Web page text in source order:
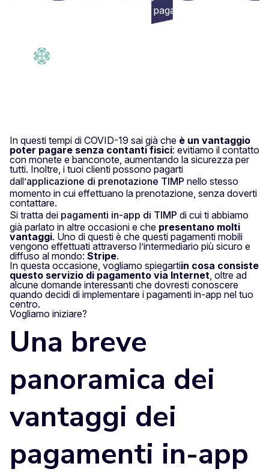
cellulare. Grazie a Stripe è il pagamento più
timp
In questi tempi di COVID-19 sai già che è un vantaggio
poter pagare senza contanti fisici: evitiamo il contatto
con monete e banconote, aumentando la sicurezza per
tutti. Inoltre, i tuoi clienti possono pagarti
dall’applicazione di prenotazione TIMP nello stesso
momento in cui effettuano la prenotazione, senza doverti
contattare.
Si tratta dei pagamenti in-app di TIMP di cui ti abbiamo
già parlato in altre occasioni e che presentano molti
vantaggi. Uno di questi è che questi pagamenti mobili
vengono effettuati attraverso l’intermediario più sicuro e
diffuso al mondo: Stripe.
In questa occasione, vogliamo spiegartiin cosa consiste
questo servizio di pagamento via Internet, oltre ad
alcune domande interessanti che dovresti conoscere
quando decidi di implementare i pagamenti in-app nel tuo
centro.
Vogliamo iniziare?
Una breve
panoramica dei
vantaggi dei
pagamenti in-app